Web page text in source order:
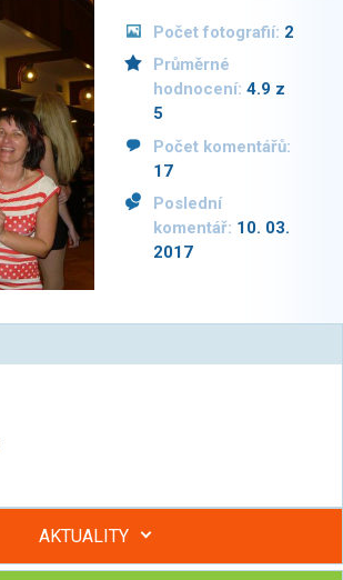
Počet fotografií: 2
Průměrné
hodnocení: 4.9 z
5
Počet komentářů:
17
Poslední
komentář: 10. 03.
2017
AKTUALITY